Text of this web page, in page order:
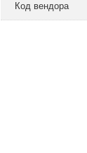
Код вендора